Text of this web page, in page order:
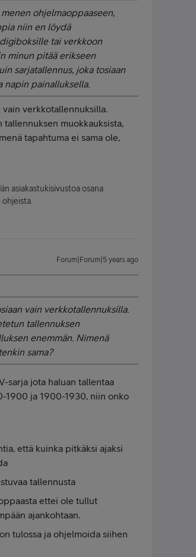
ohjelmaoppaaseen,
niin en löydä
tai verkkoon
minun pitää erikseen
sarjatallennus, joka tosiaan
napin painalluksella.
verkkotallennuksilla.
muokkauksista,
tapahtuma ei sama ole,
asiakastukisivustoa osana
Forum|Forum|5 years ago
vain verkkotallennuksilla.
tallennuksen
enemmän. Nimenä
sama?
sarja jota haluan tallentaa
1900 ja 1900-1930, niin onko
että kuinka pitkäksi ajaksi
tallennusta
ettei ole tullut
ajankohtaan.
tulossa ja ohjelmoida siihen